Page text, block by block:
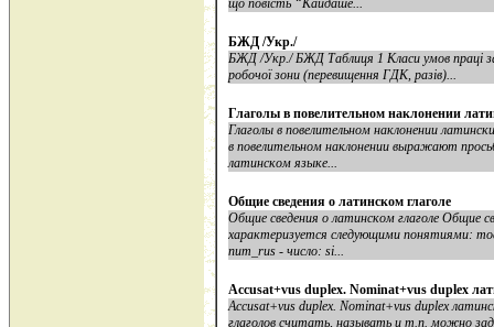
що повість “Кайдаше...
БЖД /Укр./
БЖД /Укр./ БЖД Таблиця 1 Класи умов праці
робочої зони (перевищення ГДК, разів)...
Глаголы в повелительном наклонении
Глаголы в повелительном наклонении
в повелительном наклонении выражают
латинском языке...
Общие сведения о латинском глаголе
Общие сведения о латинском глаголе Общие
характеризуется следующими понятиями:
num_rus - число: si...
Accusat+vus duplex. Nominat+vus duplex
Accusat+vus duplex. Nominat+vus duplex
глаголов считать, называть и т.п. можно